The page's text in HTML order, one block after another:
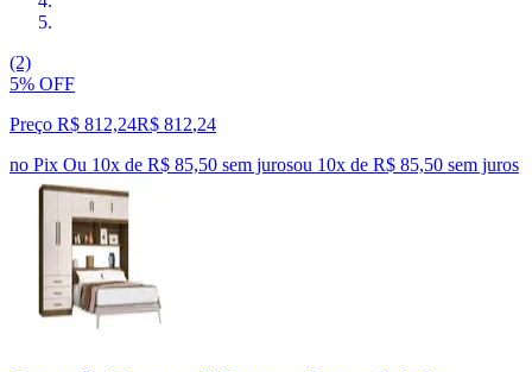
(2)
5% OFF
Preço R$ 812,24R$ 812,24
no Pix Ou 10x de R$ 85,50 sem jurosou 10x de R$ 85,50 sem juros